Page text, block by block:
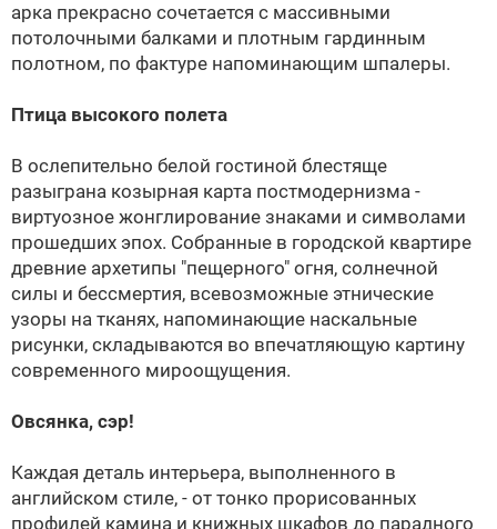
арка прекрасно сочетается с массивными
потолочными балками и плотным гардинным
полотном, по фактуре напоминающим шпалеры.
Птица высокого полета
В ослепительно белой гостиной блестяще
разыграна козырная карта постмодернизма -
виртуозное жонглирование знаками и символами
прошедших эпох. Собранные в городской квартире
древние архетипы "пещерного" огня, солнечной
силы и бессмертия, всевозможные этнические
узоры на тканях, напоминающие наскальные
рисунки, складываются во впечатляющую картину
современного мироощущения.
Овсянка, сэр!
Каждая деталь интерьера, выполненного в
английском стиле, - от тонко прорисованных
профилей камина и книжных шкафов до парадного